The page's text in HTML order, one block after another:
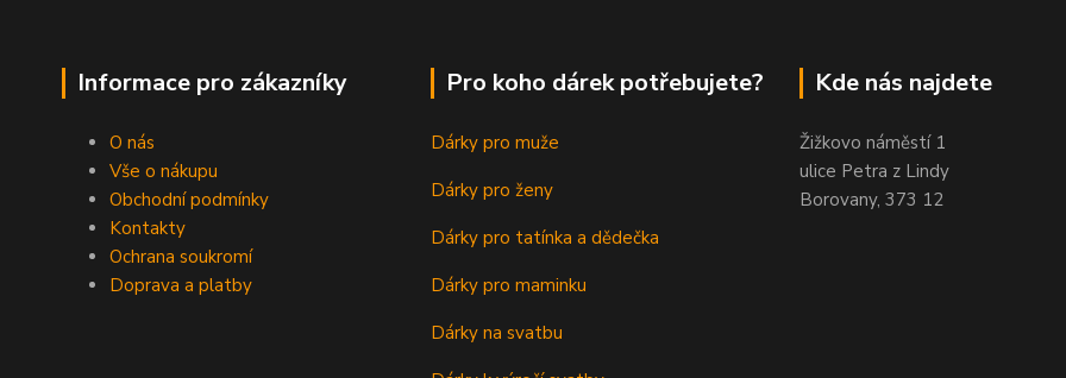
Informace pro zákazníky
O nás
Vše o nákupu
Obchodní podmínky
Kontakty
Ochrana soukromí
Doprava a platby
Pro koho dárek potřebujete?
Dárky pro muže
Dárky pro ženy
Dárky pro tatínka a dědečka
Dárky pro maminku
Dárky na svatbu
Kde nás najdete
Žižkovo náměstí 1
ulice Petra z Lindy
Borovany, 373 12